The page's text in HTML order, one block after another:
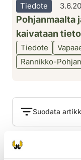
Tiedote
Pohjanmaalta
kaivataan
Tiedote
Rannikko-
Suodata
Tiedote